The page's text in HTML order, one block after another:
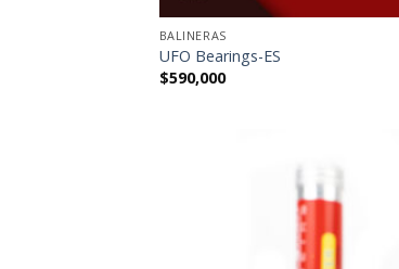
BALINERAS
UFO Bearings-ES
$590,000